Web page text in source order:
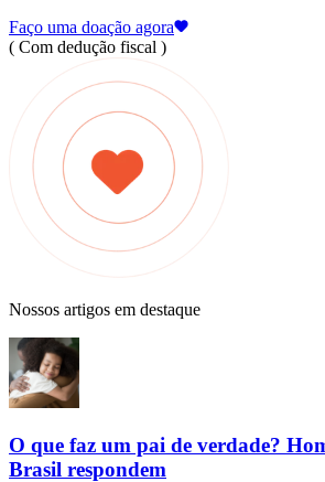
Faço uma doação agora
( Com dedução fiscal )
Nossos artigos em destaque
O que faz um pai de verdade?
Brasil respondem